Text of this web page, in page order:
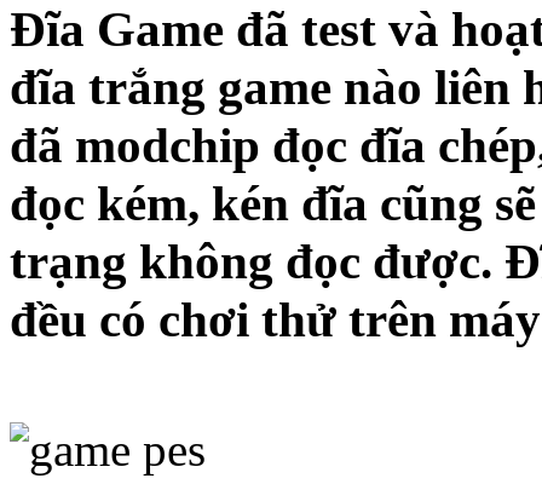
Đĩa Game đã test và
đĩa trắng game nào liên
đã modchip đọc đĩa
đọc kém, kén đĩa cũng
trạng không đọc được.
đều có chơi thử trên